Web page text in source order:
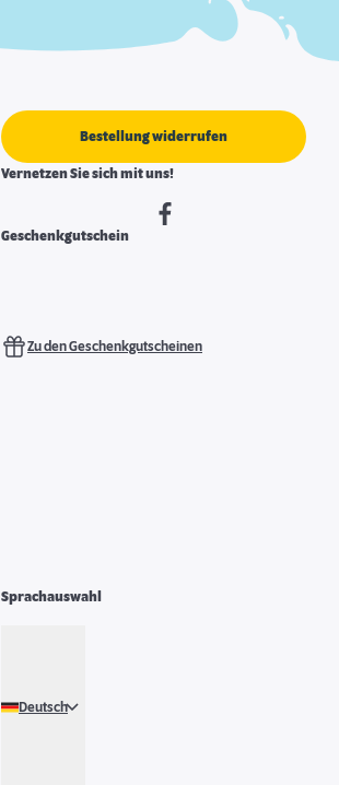
Bestellung widerrufen
Vernetzen Sie sich mit uns!
Geschenkgutschein
Zu den Geschenkgutscheinen
Sprachauswahl
Deutsch